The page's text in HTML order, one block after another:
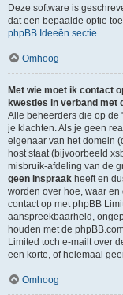
Deze software is
dat een bepaalde optie
phpBB Ideeën sectie.
Omhoog
Met wie moet ik contact
kwesties in verband met
Alle beheerders die op de
je klachten. Als je geen
eigenaar van het domein
host staat (bijvoorbeeld
misbruik-afdeling van de
geen inspraak heeft en
worden over hoe, waar
contact op met phpBB
aanspreekbaarheid,
houden met de
Limited toch e-mailt over
een korte, of helemaal
Omhoog